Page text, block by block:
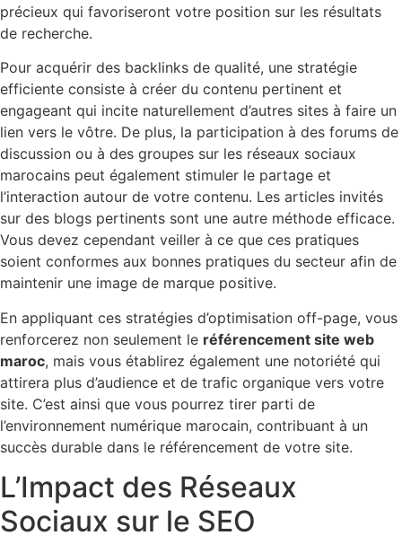
précieux qui favoriseront votre position sur les résultats
de recherche.
Pour acquérir des backlinks de qualité, une stratégie
efficiente consiste à créer du contenu pertinent et
engageant qui incite naturellement d’autres sites à faire un
lien vers le vôtre. De plus, la participation à des forums de
discussion ou à des groupes sur les réseaux sociaux
marocains peut également stimuler le partage et
l’interaction autour de votre contenu. Les articles invités
sur des blogs pertinents sont une autre méthode efficace.
Vous devez cependant veiller à ce que ces pratiques
soient conformes aux bonnes pratiques du secteur afin de
maintenir une image de marque positive.
En appliquant ces stratégies d’optimisation off-page, vous
renforcerez non seulement le référencement site web
maroc, mais vous établirez également une notoriété qui
attirera plus d’audience et de trafic organique vers votre
site. C’est ainsi que vous pourrez tirer parti de
l’environnement numérique marocain, contribuant à un
succès durable dans le référencement de votre site.
L’Impact des Réseaux
Sociaux sur le SEO